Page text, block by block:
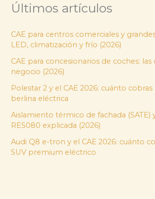
Últimos artículos
CAE para centros comerciales y
LED, climatización y frío (2026)
CAE para concesionarios de coches: las
negocio (2026)
Polestar 2 y el CAE 2026: cuánto
berlina eléctrica
Aislamiento térmico de fachada (SATE)
RES080 explicada (2026)
Audi Q8 e-tron y el CAE 2026: cuánto
SUV premium eléctrico